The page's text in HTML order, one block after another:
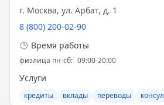
Альфа-Банк— Автомобиль у дилера
Рейтинг:4.6(16 отзывов)
Т-Банк — Рефинансирование
Рейтинг:4.8(15 отзывов)
Рейтинг:4.6
Сбербанк— Лайт
удаленных регионах, где
обслуживания значительно
Социальная ответственность
Банк реализует множество
программ. Поддержка
г. Москва, ул. Арбат, д. 1
8 (800) 200-02-90
Время работы
физлица пн-сб: 09:00-20:00
Услуги
кредиты вклады переводы